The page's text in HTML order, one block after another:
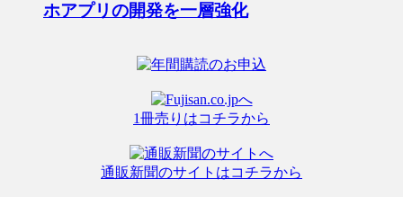
ホアプリの開発を一層強化
1冊売りはコチラから
通販新聞のサイトはコチラから